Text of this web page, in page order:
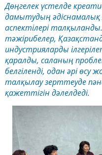
Дөңгелек үстелде
дамытудың
аспектілері
тәжірибелер,
индустрияларды
қаралды, саланың
белгіленді, одан әрі
талқылау зерттеуде
қажеттігін дәлелдеді.